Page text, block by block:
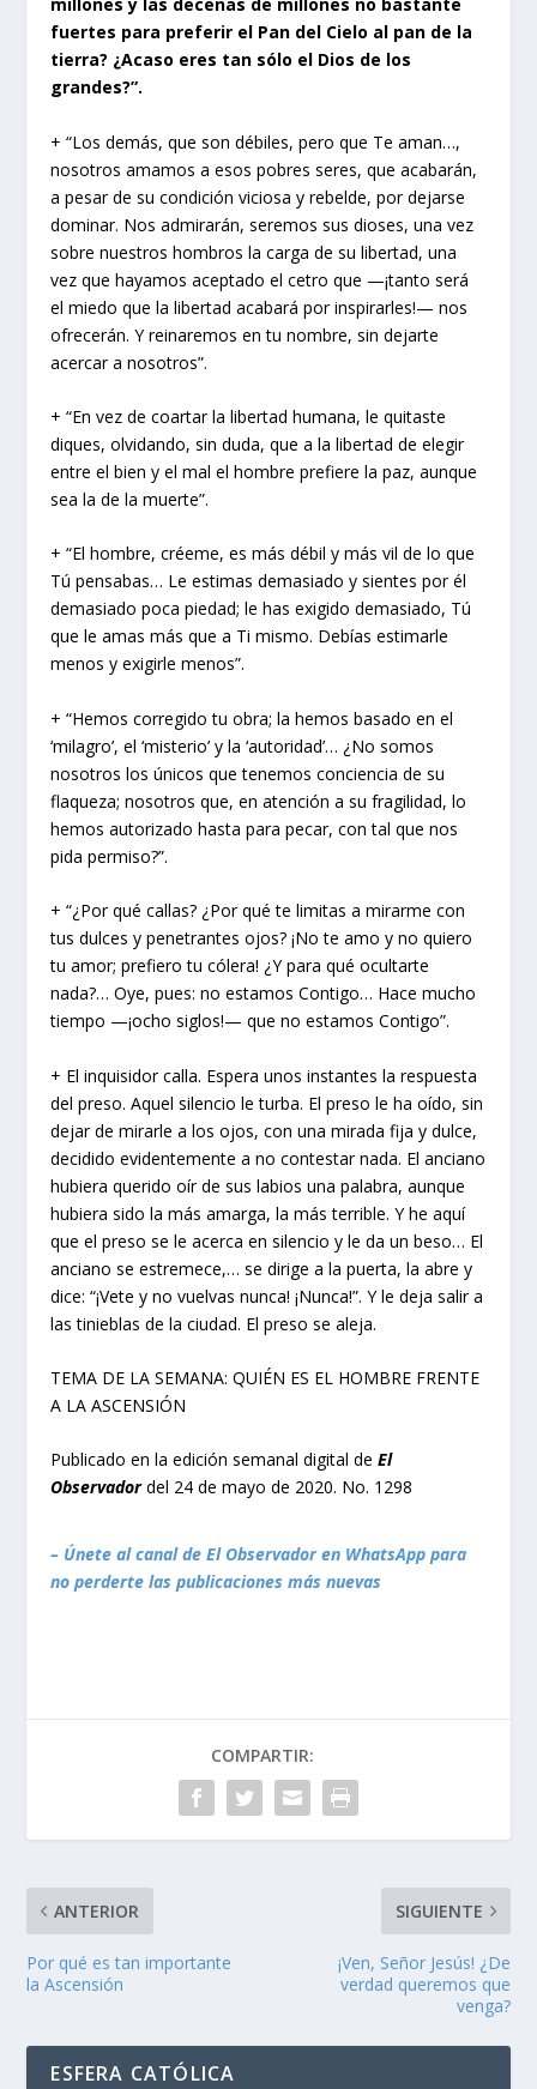
fuertes para preferir el Pan del Cielo al pan de la
tierra? ¿Acaso eres tan sólo el Dios de los
grandes?”.
+ “Los demás, que son débiles, pero que Te aman…,
nosotros amamos a esos pobres seres, que acabarán,
a pesar de su condición viciosa y rebelde, por dejarse
dominar. Nos admirarán, seremos sus dioses, una vez
sobre nuestros hombros la carga de su libertad, una
vez que hayamos aceptado el cetro que —¡tanto será
el miedo que la libertad acabará por inspirarles!— nos
ofrecerán. Y reinaremos en tu nombre, sin dejarte
acercar a nosotros”.
+ “En vez de coartar la libertad humana, le quitaste
diques, olvidando, sin duda, que a la libertad de elegir
entre el bien y el mal el hombre prefiere la paz, aunque
sea la de la muerte”.
+ “El hombre, créeme, es más débil y más vil de lo que
Tú pensabas… Le estimas demasiado y sientes por él
demasiado poca piedad; le has exigido demasiado, Tú
que le amas más que a Ti mismo. Debías estimarle
menos y exigirle menos”.
+ “Hemos corregido tu obra; la hemos basado en el
‘milagro’, el ‘misterio’ y la ‘autoridad’… ¿No somos
nosotros los únicos que tenemos conciencia de su
flaqueza; nosotros que, en atención a su fragilidad, lo
hemos autorizado hasta para pecar, con tal que nos
pida permiso?”.
+ “¿Por qué callas? ¿Por qué te limitas a mirarme con
tus dulces y penetrantes ojos? ¡No te amo y no quiero
tu amor; prefiero tu cólera! ¿Y para qué ocultarte
nada?… Oye, pues: no estamos Contigo… Hace mucho
tiempo —¡ocho siglos!— que no estamos Contigo”.
+ El inquisidor calla. Espera unos instantes la respuesta
del preso. Aquel silencio le turba. El preso le ha oído, sin
dejar de mirarle a los ojos, con una mirada fija y dulce,
decidido evidentemente a no contestar nada. El anciano
hubiera querido oír de sus labios una palabra, aunque
hubiera sido la más amarga, la más terrible. Y he aquí
que el preso se le acerca en silencio y le da un beso… El
anciano se estremece,… se dirige a la puerta, la abre y
dice: “¡Vete y no vuelvas nunca! ¡Nunca!”. Y le deja salir a
las tinieblas de la ciudad. El preso se aleja.
TEMA DE LA SEMANA: QUIÉN ES EL HOMBRE FRENTE
A LA ASCENSIÓN
Publicado en la edición semanal digital deEl
Observadordel 24 de mayo de 2020. No. 1298
– Únete al canal de El Observador en WhatsApp para
no perderte las publicaciones más nuevas
COMPARTIR:
ANTERIOR
Por qué es tan importante
la Ascensión
SIGUIENTE
¡Ven, Señor Jesús! ¿De
verdad queremos que
venga?
ESFERA CATÓLICA